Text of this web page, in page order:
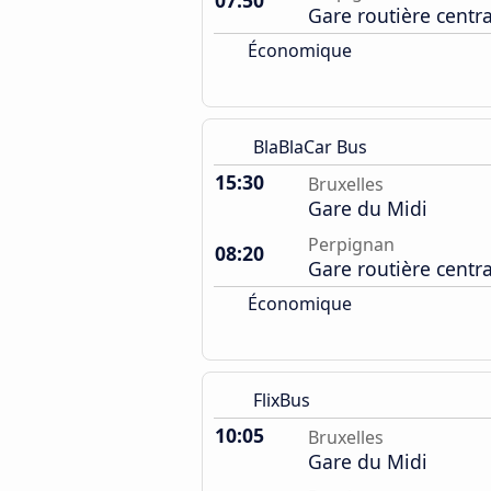
Gare routière
Économique
BlaBlaCar Bus
15:30 Bruxelles
Gare du Midi
08:20
Perpignan
Gare routière
Économique
FlixBus
10:05 Bruxelles
Gare du Midi